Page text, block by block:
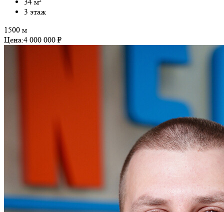
3 этаж
1500 м
Цена:4 000 000 ₽